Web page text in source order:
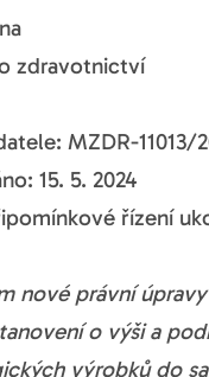
zdravotnictví
MZDR-11013/
15. 5. 2024
řízení
nové právní
o výši a
výrobků do